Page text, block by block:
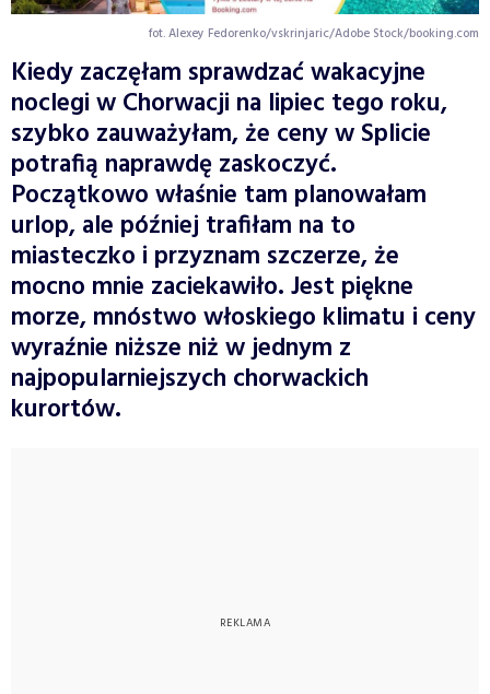
fot. Alexey Fedorenko/vskrinjaric/Adobe Stock/booking.com
Kiedy zaczęłam sprawdzać wakacyjne
noclegi w Chorwacji na lipiec tego roku,
szybko zauważyłam, że ceny w Splicie
potrafią naprawdę zaskoczyć.
Początkowo właśnie tam planowałam
urlop, ale później trafiłam na to
miasteczko i przyznam szczerze, że
mocno mnie zaciekawiło. Jest piękne
morze, mnóstwo włoskiego klimatu i ceny
wyraźnie niższe niż w jednym z
najpopularniejszych chorwackich
kurortów.